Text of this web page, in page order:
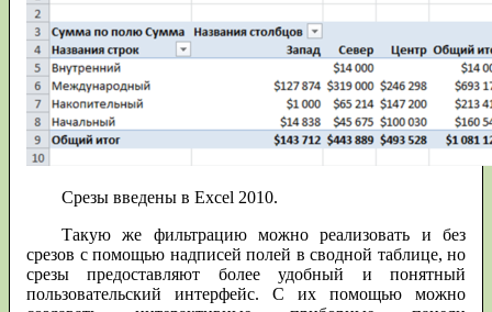
Срезы введены в Excel 2010.
Такую же фильтрацию можно реализовать и без
срезов с помощью надписей полей в сводной таблице, но
срезы предоставляют более удобный и понятный
пользовательский интерфейс. С их помощью можно